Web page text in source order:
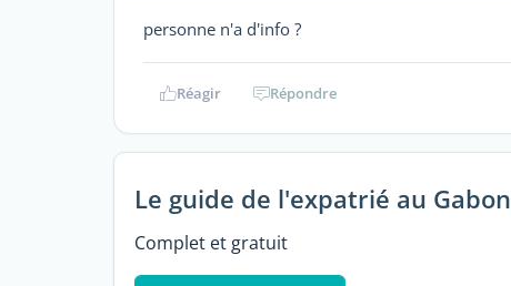
personne n'a d'info ?
Réagir Répondre
Le guide de l'expatrié au Gabon
Complet et gratuit